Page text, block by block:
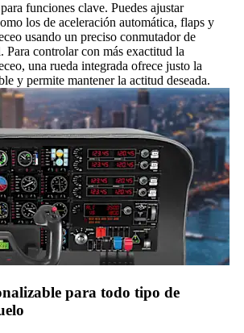
funciones clave. Puedes ajustar
los de aceleración automática, flaps y
usando un preciso conmutador de
Para controlar con más exactitud la
una rueda integrada ofrece justo la
y permite mantener la actitud deseada.
para todo tipo de